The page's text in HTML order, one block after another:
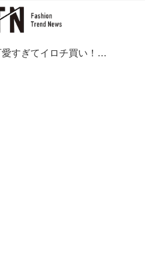
「可愛すぎてイロチ買い！」【しまむら】マニア興奮♡「コラボスニーカー」